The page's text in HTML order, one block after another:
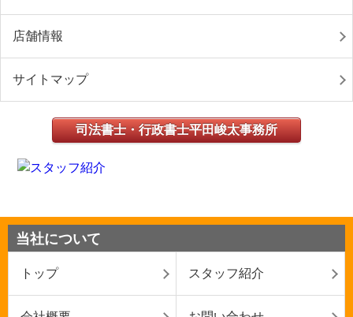
店舗情報
サイトマップ
司法書士・行政書士平田峻太事務所
当社について
トップ スタッフ紹介